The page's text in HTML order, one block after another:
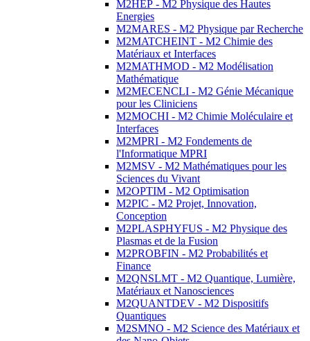
M2HEP - M2 Physique des Hautes
Energies
M2MARES - M2 Physique par Recherche
M2MATCHEINT - M2 Chimie des
Matériaux et Interfaces
M2MATHMOD - M2 Modélisation
Mathématique
M2MECENCLI - M2 Génie Mécanique
pour les Cliniciens
M2MOCHI - M2 Chimie Moléculaire et
Interfaces
M2MPRI - M2 Fondements de
l'Informatique MPRI
M2MSV - M2 Mathématiques pour les
Sciences du Vivant
M2OPTIM - M2 Optimisation
M2PIC - M2 Projet, Innovation,
Conception
M2PLASPHYFUS - M2 Physique des
Plasmas et de la Fusion
M2PROBFIN - M2 Probabilités et
Finance
M2QNSLMT - M2 Quantique, Lumière,
Matériaux et Nanosciences
M2QUANTDEV - M2 Dispositifs
Quantiques
M2SMNO - M2 Science des Matériaux et